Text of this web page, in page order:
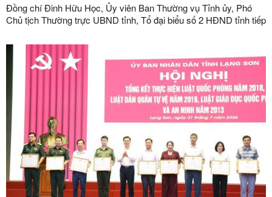
Đồng chí Đinh Hữu Học, Ủy viên Ban Thường vụ Tỉnh ủy, Phó
Chủ tịch Thường trực UBND tỉnh, Tổ đại biểu số 2 HĐND tỉnh tiếp